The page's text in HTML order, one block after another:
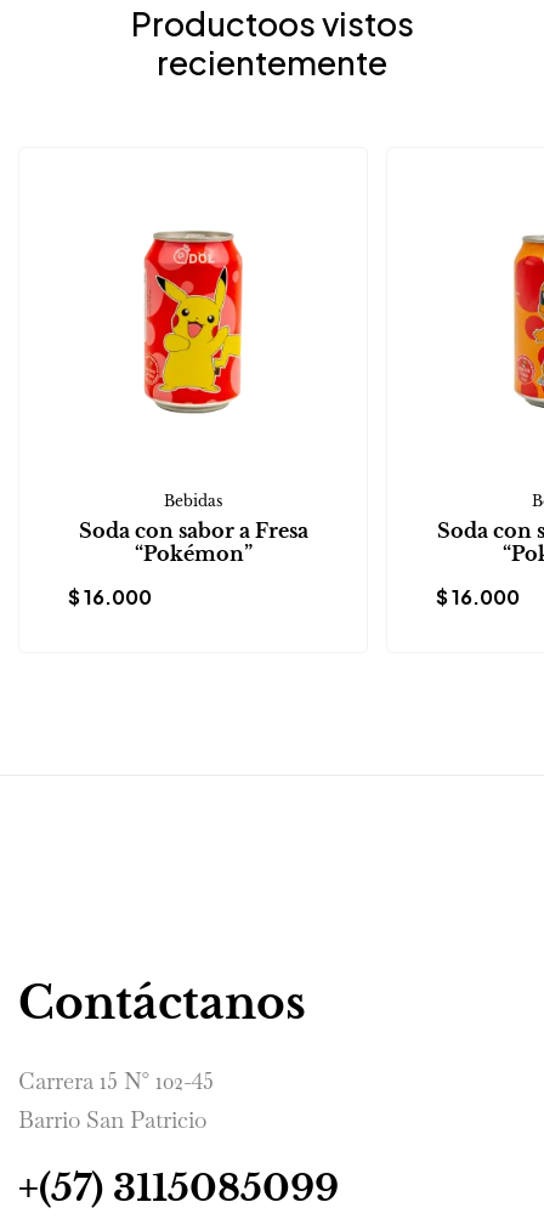
Productoos vistos
recientemente
Bebidas
Soda con sabor a Fresa
“Pokémon”
$16.000
Soda con
$16.000
Contáctanos
Carrera 15 N° 102-45
Barrio San Patricio
+(57) 3115085099